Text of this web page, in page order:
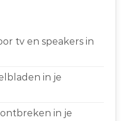
tv en speakers in
in je
in je